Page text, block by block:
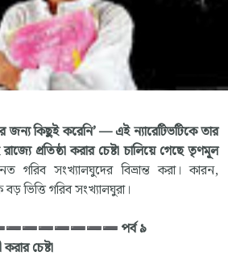
কিছুই করেনি’ — এই ন্যারেটিভটিকে তার
প্রতিষ্ঠা করার চেষ্টা চালিয়ে গেছে তৃণমূল
গরিব সংখ্যালঘুদের বিভ্রান্ত করা। কারন,
ভিত্তি গরিব সংখ্যালঘুরা।
পর্ব ৯
চেষ্টা